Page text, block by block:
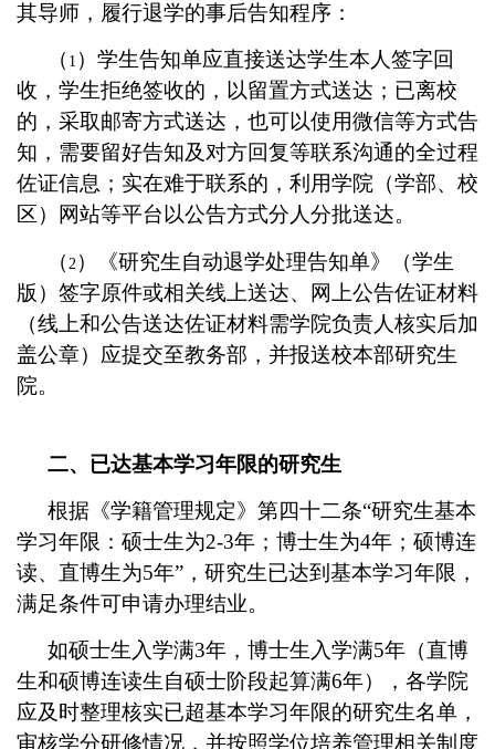
其导师，履行退学的事后告知程序：
（ 1 ）学生告知单应直接送达学生本人签字回
收，学生拒绝签收的，以留置方式送达；已离校
的，采取邮寄方式送达，也可以使用微信等方式告
知，需要留好告知及对方回复等联系沟通的全过程
佐证信息；实在难于联系的，利用学院（学部、校
区）网站等平台以公告方式分人分批送达。
（ 2 ）《研究生自动退学处理告知单》（学生
版）签字原件或相关线上送达、网上公告佐证材料
（线上和公告送达佐证材料需学院负责人核实后加
盖公章）应提交至教务部，并报送校本部研究生
院。
二、已达基本学习年限的研究生
根据《学籍管理规定》第四十二条“研究生基本
学习年限：硕士生为2-3年；博士生为4年；硕博连
读、直博生为5年”，研究生已达到基本学习年限，
满足条件可申请办理结业。
如硕士生入学满3年，博士生入学满5年（直博
生和硕博连读生自硕士阶段起算满6年），各学院
应及时整理核实已超基本学习年限的研究生名单，
审核学分研修情况，并按照学位培养管理相关制度